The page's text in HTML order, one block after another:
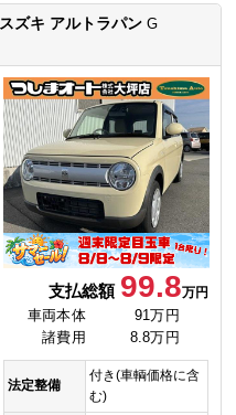
スズキ アルトラパンG
支払総額 99.8万円
車両本体
91万円
諸費用
8.8万円
法定整備
付き(車輌価格に含
む)